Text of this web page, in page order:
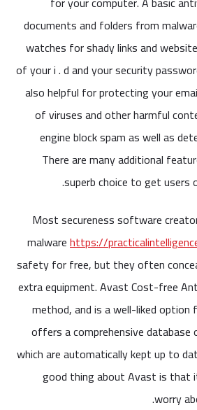
documents and folders from
watches for shady links and
of your i . d and your security
also helpful for protecting your
of viruses and other harmful
engine block spam as well as
There are many additional
superb choice to get users
Most secureness software
malwarehttps://
safety for free, but they often
extra equipment. Avast Cost-free
method, and is a well-liked option
offers a comprehensive
which are automatically kept up to
good thing about Avast is that
worry